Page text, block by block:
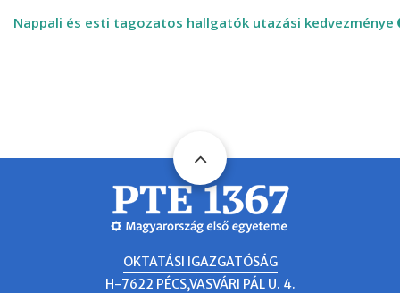
Nappali és esti tagozatos hallgatók utazási kedvezménye
OKTATÁSI IGAZGATÓSÁG
H-7622 PÉCS,VASVÁRI PÁL U. 4.